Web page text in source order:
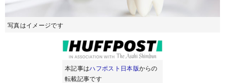
写真はイメージです
本記事はハフポスト日本版からの
転載記事です